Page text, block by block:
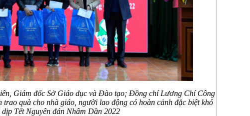
Giám đốc Sở Giáo dục và Đào tạo; Đồng chí Lương Chí Công
quà cho nhà giáo, người lao động có hoàn cảnh đặc biệt khó
dịp Tết Nguyên đán Nhâm Dần 2022